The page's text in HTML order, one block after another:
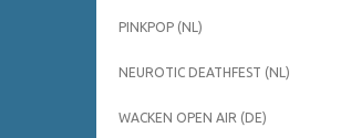
PINKPOP (NL)
NEUROTIC DEATHFEST (NL)
WACKEN OPEN AIR (DE)